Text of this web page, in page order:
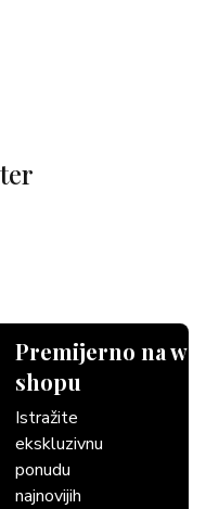
Premijerno na
shopu
Istražite
ekskluzivnu
ponudu
najnovijih